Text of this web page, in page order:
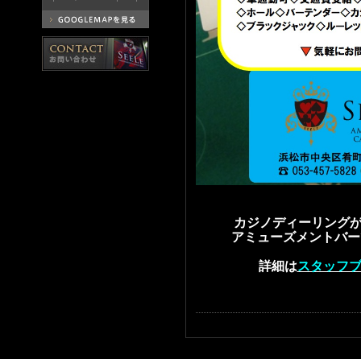
カジノディーリング
アミューズメントバ
詳細はスタッフ